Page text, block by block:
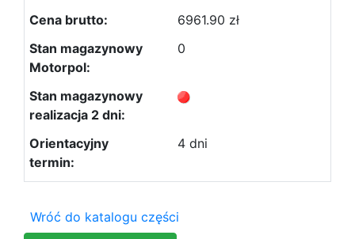
6961.90 zł
0
4 dni
Wróć do katalogu części